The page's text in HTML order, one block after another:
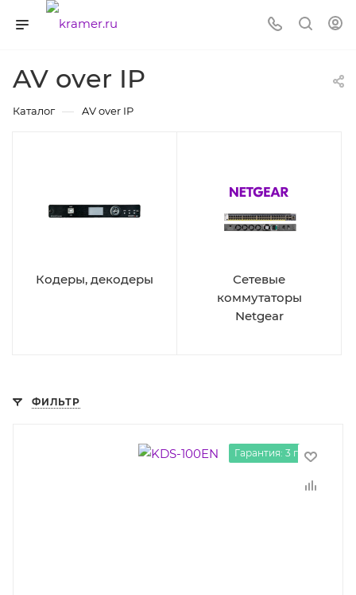
AV over IP
Каталог — AV over IP
Кодеры, декодеры
Сетевые
коммутаторы
Netgear
ФИЛЬТР
Гарантия: 3 года